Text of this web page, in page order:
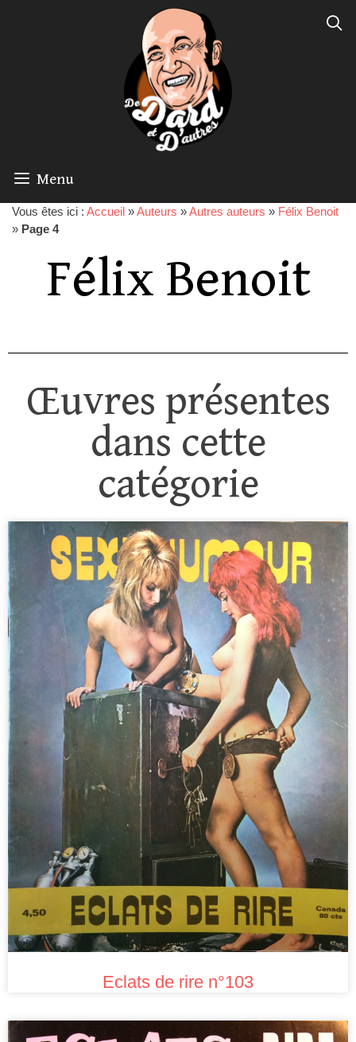
Menu
Vous êtes ici : Accueil »Auteurs »Autres auteurs » Félix Benoit
» Page 4
Félix Benoit
Œuvres présentes
dans cette
catégorie
Eclats de rire n°103